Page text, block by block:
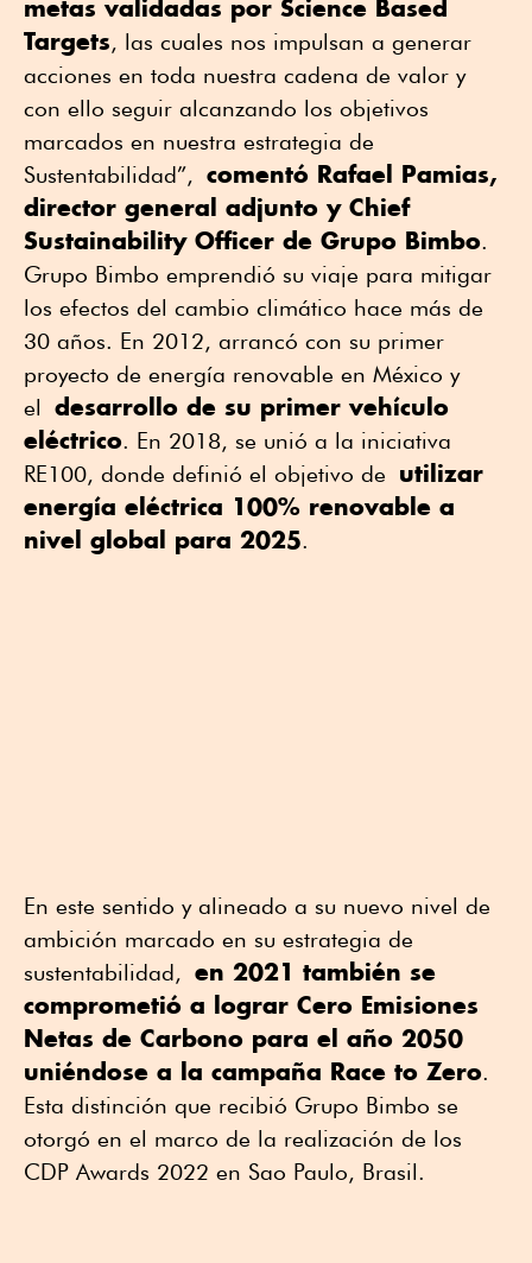
metas validadas por Science Based
Targets, las cuales nos impulsan a generar
acciones en toda nuestra cadena de valor y
con ello seguir alcanzando los objetivos
marcados en nuestra estrategia de
Sustentabilidad”, comentó Rafael Pamias,
director general adjunto y Chief
Sustainability Officer de Grupo Bimbo.
Grupo Bimbo emprendió su viaje para mitigar
los efectos del cambio climático hace más de
30 años. En 2012, arrancó con su primer
proyecto de energía renovable en México y
el desarrollo de su primer vehículo
eléctrico. En 2018, se unió a la iniciativa
RE100, donde definió el objetivo de utilizar
energía eléctrica 100% renovable a
nivel global para 2025.
En este sentido y alineado a su nuevo nivel de
ambición marcado en su estrategia de
sustentabilidad, en 2021 también se
comprometió a lograr Cero Emisiones
Netas de Carbono para el año 2050
uniéndose a la campaña Race to Zero.
Esta distinción que recibió Grupo Bimbo se
otorgó en el marco de la realización de los
CDP Awards 2022 en Sao Paulo, Brasil.